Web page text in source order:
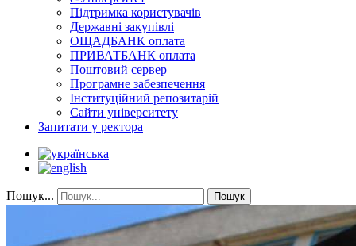
Підтримка користувачів
Державні закупівлі
ОЩАДБАНК оплата
ПРИВАТБАНК оплата
Поштовий сервер
Програмне забезпечення
Інституційний репозитарій
Сайти університету
Запитати у ректора
Пошук... Пошук